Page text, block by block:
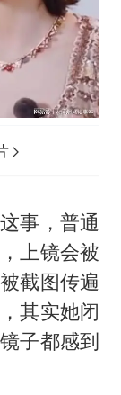
事，普通
上镜会被
截图传遍
其实她闭
子都感到